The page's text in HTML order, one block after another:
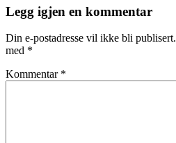
Legg igjen en kommentar
Din e-postadresse vil ikke bli publisert.
med *
Kommentar *